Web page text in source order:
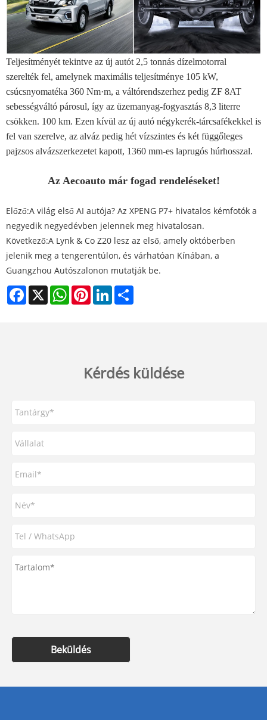
Teljesítményét tekintve az új autót 2,5 tonnás dízelmotorral
szerelték fel, amelynek maximális teljesítménye 105 kW,
csúcsnyomatéka 360 Nm·m, a váltórendszerhez pedig ZF 8AT
sebességváltó párosul, így az üzemanyag-fogyasztás 8,3 literre
csökken. 100 km. Ezen kívül az új autó négykerék-tárcsafékekkel is
fel van szerelve, az alváz pedig hét vízszintes és két függőleges
pajzsos alvázszerkezetet kapott, 1360 mm-es laprugós húrhosszal.
Az Aecoauto már fogad rendeléseket!
Előző:A világ első AI autója? Az XPENG P7+ hivatalos kémfotók a
negyedik negyedévben jelennek meg hivatalosan.
Következő:A Lynk & Co Z20 lesz az első, amely októberben
jelenik meg a tengerentúlon, és várhatóan Kínában, a
Guangzhou Autószalonon mutatják be.
Facebook
X WhatsAppPinterestLinkedIn
Kérdés küldése
Beküldés